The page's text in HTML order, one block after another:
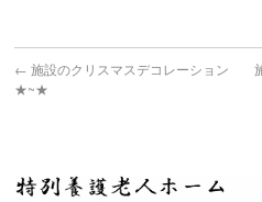
← 施設のクリスマスデコレーション
★~★